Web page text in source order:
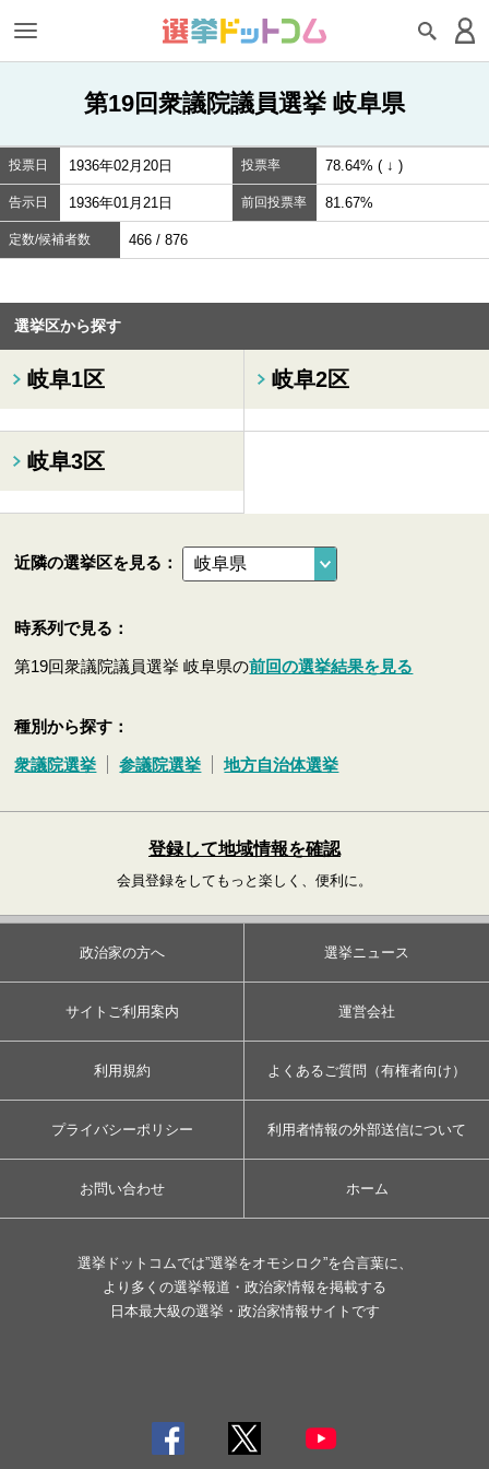
第19回衆議院議員選挙 岐阜県
投票日 1936年02月20日 投票率 78.64% ( ↓ )
告示日 1936年01月21日 前回投票率 81.67%
定数/候補者数 466 / 876
選挙区から探す
岐阜1区 岐阜2区
岐阜3区
近隣の選挙区を見る：
時系列で見る：
第19回衆議院議員選挙 岐阜県の前回の選挙結果を見る
種別から探す：
衆議院選挙 参議院選挙 地方自治体選挙
登録して地域情報を確認
会員登録をしてもっと楽しく、便利に。
政治家の方へ 選挙ニュース
サイトご利用案内 運営会社
利用規約 よくあるご質問（有権者向け）
プライバシーポリシー 利用者情報の外部送信について
お問い合わせ ホーム
選挙ドットコムでは”選挙をオモシロク”を合言葉に、
より多くの選挙報道・政治家情報を掲載する
日本最大級の選挙・政治家情報サイトです